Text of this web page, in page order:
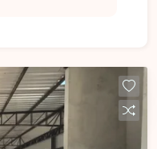
planejados
O condomínio
festas,
segurança e